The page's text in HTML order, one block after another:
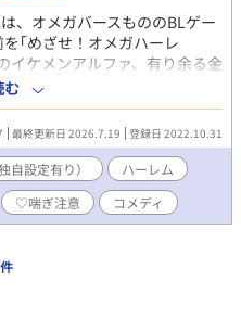
、オメガバースもののBLゲー
｢めざせ！オメガハーレ
イケメンアルファ、有り余る金
ガと関係を持ち、番にしまく
ふざけた内容の成人向けゲー
てモテず、経験も一切無いまま
り気だった。 ｢せっかく転生し
！」 こうして、夢のハーレム
です ※主人公が複数の受けと
※男性向け表現多め ※♡喘
む
最終更新日 2026.7.19 登録日 2022.10.31
自設定有り）
ハーレム
♡喘ぎ注意 コメディ
件